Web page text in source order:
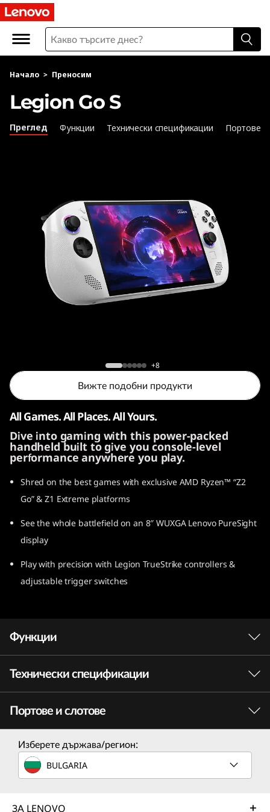
L
n
o
o
S
Начало > Преносим
Legion Go S
Преглед Функции Технически спецификации Портове
+8
Вижте подобни продукти
All Games. All Places. All Yours.
Dive into gaming with this power-packed
handheld built to give you console-level
performance anywhere you play.
Shred on the best games with exclusive AMD Ryzen™ “Z2
Go” & Z1 Extreme platforms
See the whole battlefield on an 8″ WUXGA Lenovo PureSight
display
Play with precision with Legion TrueStrike controllers &
adjustable trigger switches
Функции
ВЪЛНУВАЩИ СКОРОСТ И
ПРОИЗВОДИТЕЛНОСТ
Пренасяне на игрите от
конзолен клас в
портативна система
Технически спецификации
Performance
Processor
AMD Ryzen™ “Z2 Go”
AMD Ryzen™ Z1 Extreme
Портове и слотове
Изберете държава/регион:
BULGARIA
ЗА LENOVO